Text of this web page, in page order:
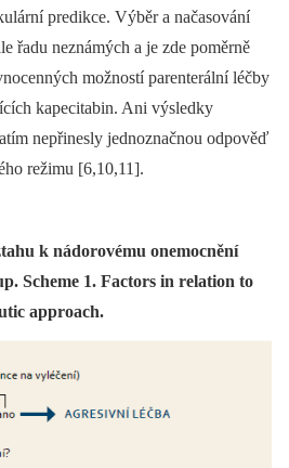
predikce. Výběr a načasování
řadu neznámých a je zde poměrně
možností parenterální léčby
kapecitabin. Ani výsledky
nepřinesly jednoznačnou odpověď
režimu [6,10,11].
k nádorovému onemocnění
Scheme 1. Factors in relation to
approach.